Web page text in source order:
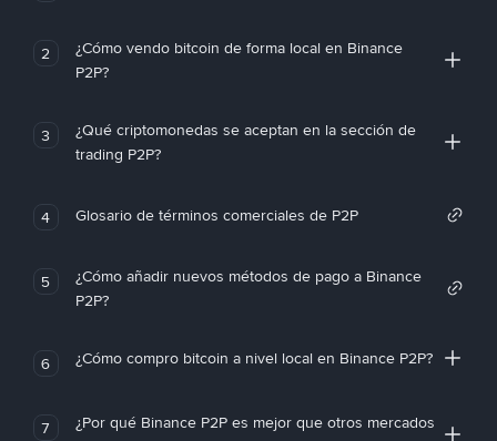
2
¿Cómo vendo bitcoin de forma local en Binance
P2P?
3
¿Qué criptomonedas se aceptan en la sección de
trading P2P?
4 Glosario de términos comerciales de P2P
5
¿Cómo añadir nuevos métodos de pago a Binance
P2P?
6 ¿Cómo compro bitcoin a nivel local en Binance P2P?
7
¿Por qué Binance P2P es mejor que otros mercados